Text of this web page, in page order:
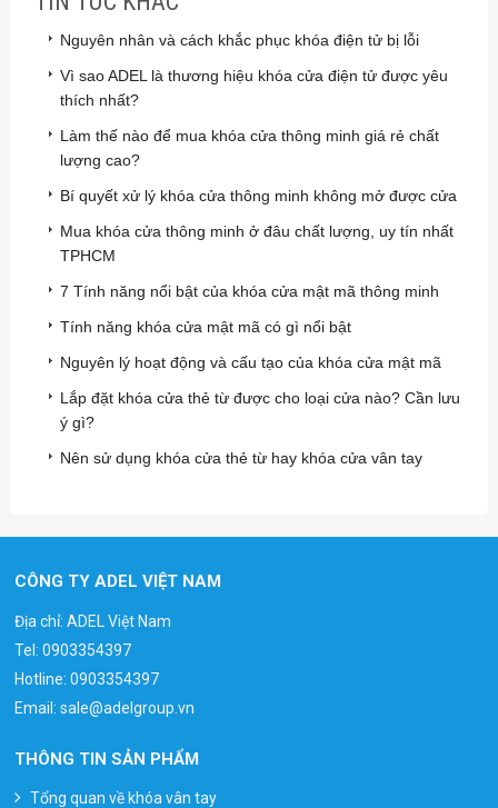
Nguyên nhân và cách khắc phục khóa điện tử bị lỗi
Vì sao ADEL là thương hiệu khóa cửa điện tử được yêu
thích nhất?
Làm thế nào để mua khóa cửa thông minh giá rẻ chất
lượng cao?
Bí quyết xử lý khóa cửa thông minh không mở được cửa
Mua khóa cửa thông minh ở đâu chất lượng, uy tín nhất
TPHCM
7 Tính năng nổi bật của khóa cửa mật mã thông minh
Tính năng khóa cửa mật mã có gì nổi bật
Nguyên lý hoạt động và cấu tạo của khóa cửa mật mã
Lắp đặt khóa cửa thẻ từ được cho loại cửa nào? Cần lưu
ý gì?
Nên sử dụng khóa cửa thẻ từ hay khóa cửa vân tay
CÔNG TY ADEL VIỆT NAM
Địa chỉ: ADEL Việt Nam
Tel:0903354397
Hotline:0903354397
Email:sale@adelgroup.vn
THÔNG TIN SẢN PHẨM
Tổng quan về khóa vân tay